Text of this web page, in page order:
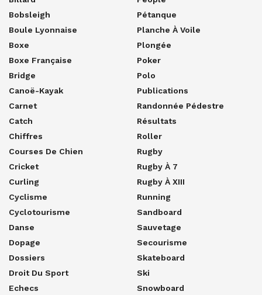
Bobsleigh
Boule Lyonnaise
Boxe
Boxe Française
Bridge
Canoë-Kayak
Carnet
Catch
Chiffres
Courses De Chien
Cricket
Curling
Cyclisme
Cyclotourisme
Danse
Dopage
Dossiers
Droit Du Sport
Echecs
Pétanque
Planche À Voile
Plongée
Poker
Polo
Publications
Randonnée Pédestre
Résultats
Roller
Rugby
Rugby À 7
Rugby À XIII
Running
Sandboard
Sauvetage
Secourisme
Skateboard
Ski
Snowboard